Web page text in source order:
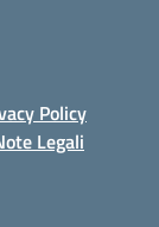
Policy
Legali